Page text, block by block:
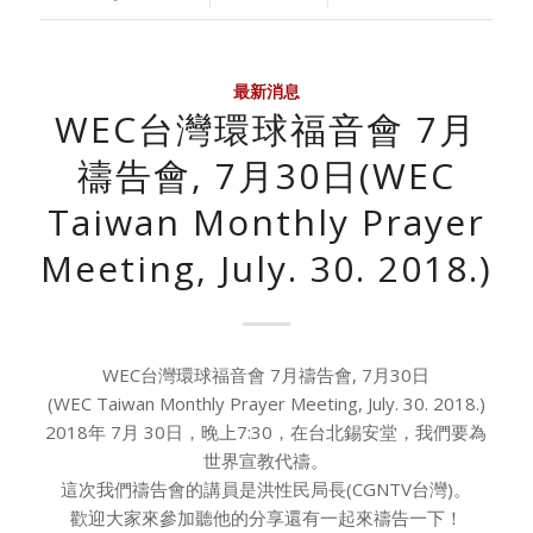
最新消息
WEC台灣環球福音會 7月
禱告會, 7月30日(WEC
Taiwan Monthly Prayer
Meeting, July. 30. 2018.)
WEC台灣環球福音會 7月禱告會, 7月30日
(WEC Taiwan Monthly Prayer Meeting, July. 30. 2018.)
2018年 7月 30日，晚上7:30，在台北錫安堂，我們要為
世界宣教代禱。
這次我們禱告會的講員是洪性民局長(CGNTV台灣)。
歡迎大家來參加聽他的分享還有一起來禱告一下！